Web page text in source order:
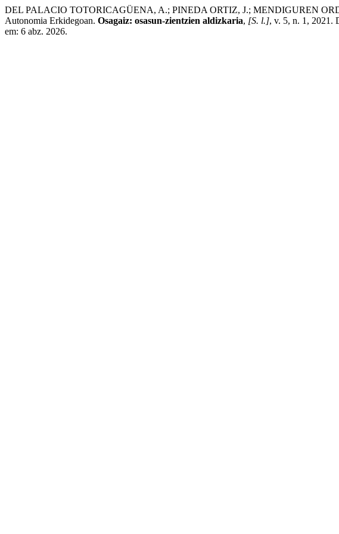
DEL PALACIO TOTORICAGÜENA, A.; PINEDA ORTIZ, J.; MENDIGUREN
Autonomia Erkidegoan. Osagaiz: osasun-zientzien aldizkaria, [S. l.], v. 5, n. 1, 2021.
em: 6 abz. 2026.